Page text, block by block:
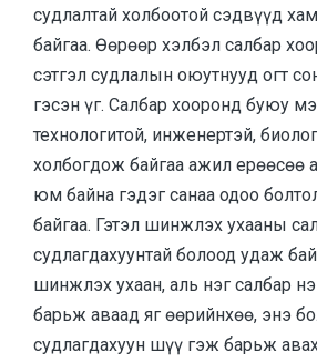
судлалтай холбоотой сэдвүүд
байгаа. Өөрөөр хэлбэл салбар
сэтгэл судлалын оюутнууд огт
гэсэн үг. Салбар хооронд буюу
технологитой, инженертэй,
холбогдож байгаа ажил ерөөсөө
юм байна гэдэг санаа одоо
байгаа. Гэтэл шинжлэх ухааны
судлагдахуунтай болоод удаж
шинжлэх ухаан, аль нэг салбар
барьж аваад яг өөрийнхөө, энэ
судлагдахуун шүү гэж барьж